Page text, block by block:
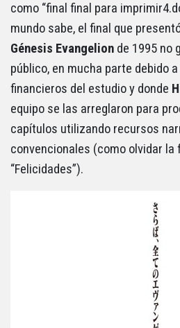
como “final final para
mundo sabe, el final que
Génesis Evangelion de 1995 no
público, en mucha parte debido
financieros del estudio y donde
equipo se las arreglaron para
capítulos utilizando recursos
convencionales (como olvidar la
“Felicidades”).